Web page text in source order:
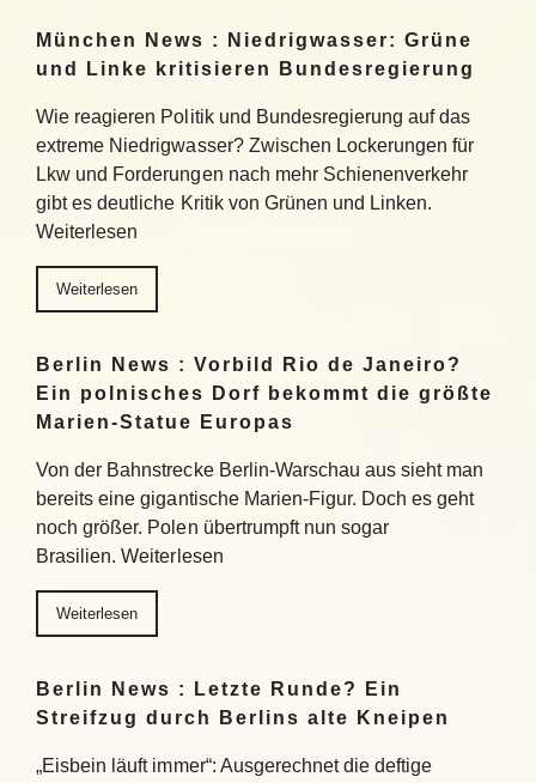
München News : Niedrigwasser: Grüne
und Linke kritisieren Bundesregierung
Wie reagieren Politik und Bundesregierung auf das
extreme Niedrigwasser? Zwischen Lockerungen für
Lkw und Forderungen nach mehr Schienenverkehr
gibt es deutliche Kritik von Grünen und Linken.
Weiterlesen
Weiterlesen
Berlin News : Vorbild Rio de Janeiro?
Ein polnisches Dorf bekommt die größte
Marien-Statue Europas
Von der Bahnstrecke Berlin-Warschau aus sieht man
bereits eine gigantische Marien-Figur. Doch es geht
noch größer. Polen übertrumpft nun sogar
Brasilien. Weiterlesen
Weiterlesen
Berlin News : Letzte Runde? Ein
Streifzug durch Berlins alte Kneipen
„Eisbein läuft immer“: Ausgerechnet die deftige